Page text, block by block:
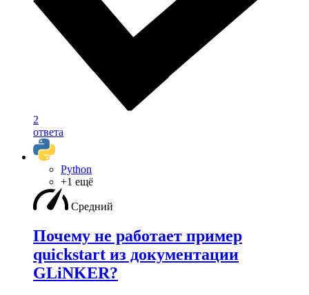
2
ответа
Python
+1 ещё
Средний
Почему не работает пример
quickstart из документации
GLiNKER?